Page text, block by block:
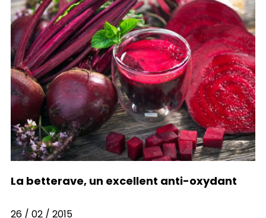
La betterave, un excellent anti-oxydant
26 / 02 / 2015